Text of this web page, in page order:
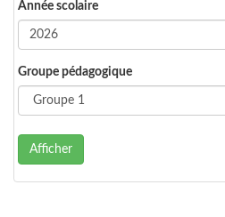
Année scolaire
Groupe pédagogique
Afficher